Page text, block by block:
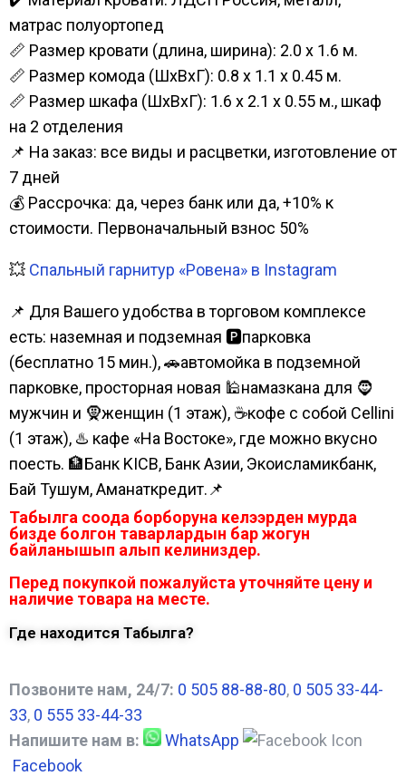
матрас полуортопед
📏 Размер кровати (длина, ширина): 2.0 х 1.6 м.
📏 Размер комода (ШхВхГ): 0.8 х 1.1 х 0.45 м.
📏 Размер шкафа (ШхВхГ): 1.6 х 2.1 х 0.55 м., шкаф
на 2 отделения
📌 На заказ: все виды и расцветки, изготовление от
7 дней
💰 Рассрочка: да, через банк или да, +10% к
стоимости. Первоначальный взнос 50%
💥 Спальный гарнитур «Ровена» в Instagram
📌 Для Вашего удобства в торговом комплексе
есть: наземная и подземная 🅿парковка
(бесплатно 15 мин.), 🚗автомойка в подземной
парковке, просторная новая 🕌намазкана для 🧔
мужчин и 🧕женщин (1 этаж), ☕кофе с собой Cellini
(1 этаж), ♨️ кафе «На Востоке», где можно вкусно
поесть. 🏦Банк KICB, Банк Азии, Экоисламикбанк,
Бай Тушум, Аманаткредит.📌
Табылга соода борборуна келээрден мурда
бизде болгон таварлардын бар жогун
байланышып алып келиниздер.
Перед покупкой пожалуйста уточняйте цену и
наличие товара на месте.
Где находится Табылга?
Позвоните нам, 24/7: 0 505 88-88-80, 0 505 33-44-
33, 0 555 33-44-33
Напишите нам в:
WhatsApp
Facebook